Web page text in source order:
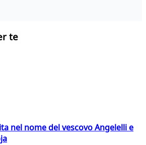
te
nel nome del vescovo Angelelli e